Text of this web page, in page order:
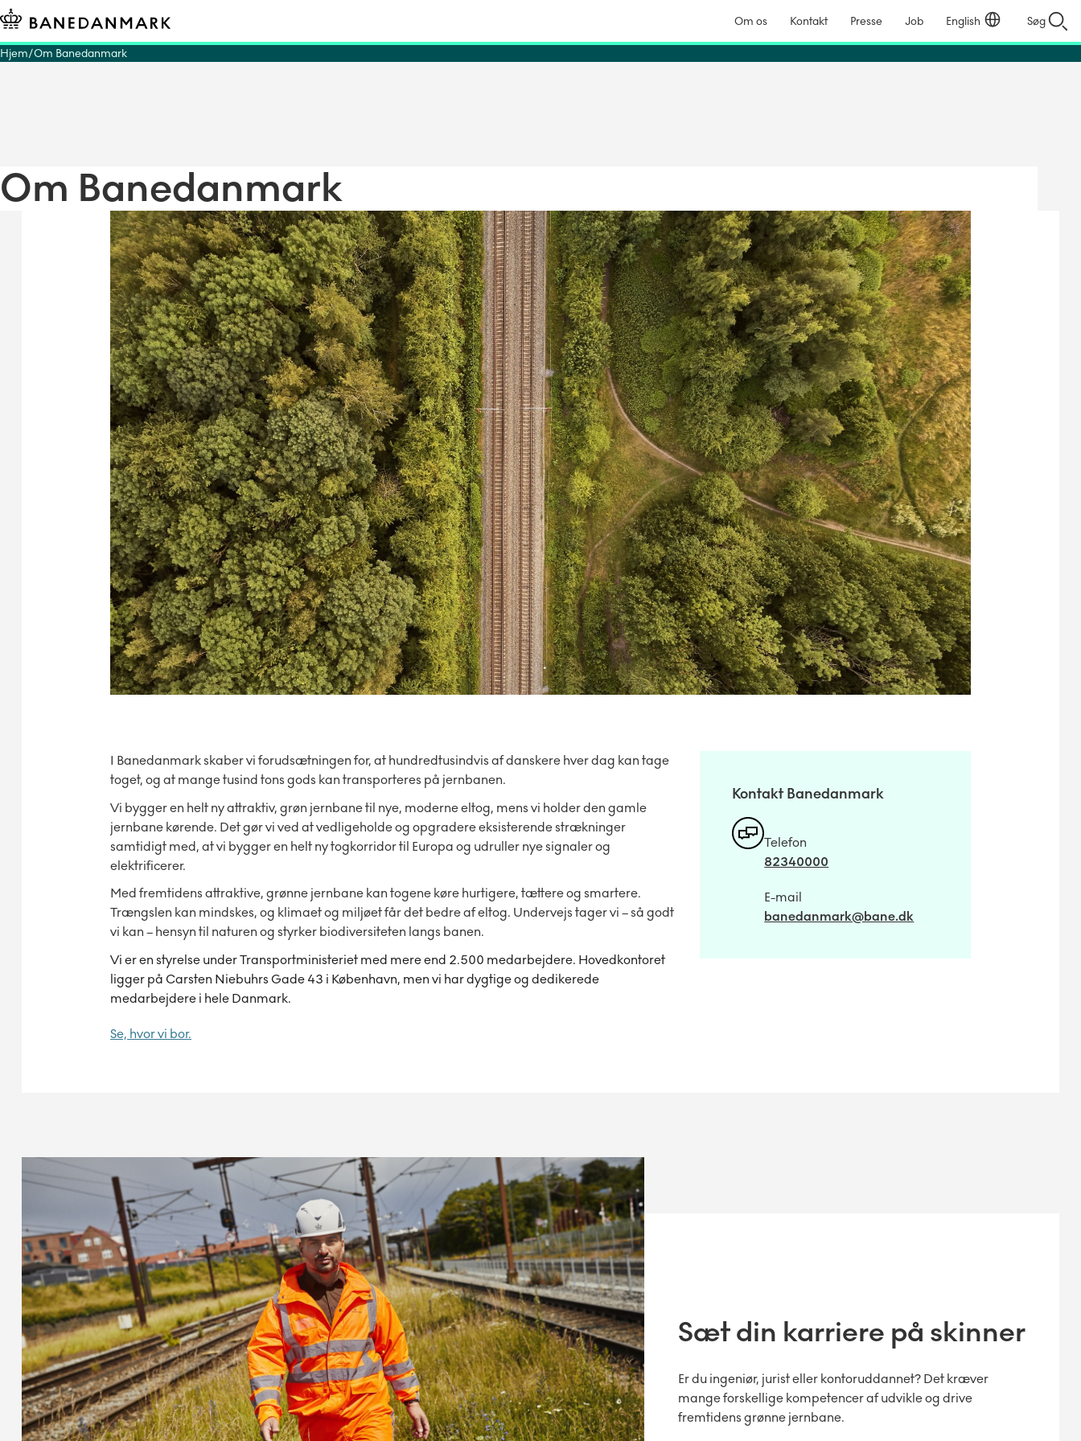
Om os Kontakt Presse Job English Søg
Hjem Om Banedanmark
Om Banedanmark
I Banedanmark skaber vi forudsætningen for, at hundredtusindvis af danskere hver dag kan tage
toget, og at mange tusind tons gods kan transporteres på jernbanen.
Vi bygger en helt ny attraktiv, grøn jernbane til nye, moderne eltog, mens vi holder den gamle
jernbane kørende. Det gør vi ved at vedligeholde og opgradere eksisterende strækninger
samtidigt med, at vi bygger en helt ny togkorridor til Europa og udruller nye signaler og
elektrificerer.
Med fremtidens attraktive, grønne jernbane kan togene køre hurtigere, tættere og smartere.
Trængslen kan mindskes, og klimaet og miljøet får det bedre af eltog. Undervejs tager vi – så godt
vi kan – hensyn til naturen og styrker biodiversiteten langs banen.
Vi er en styrelse under Transportministeriet med mere end 2.500 medarbejdere. Hovedkontoret
ligger på Carsten Niebuhrs Gade 43 i København, men vi har dygtige og dedikerede
medarbejdere i hele Danmark.
Se, hvor vi bor.
Kontakt Banedanmark
Telefon
82340000
E-mail
banedanmark@bane.dk
Sæt din karriere på skinner
Er du ingeniør, jurist eller kontoruddannet? Det kræver
mange forskellige kompetencer af udvikle og drive
fremtidens grønne jernbane.